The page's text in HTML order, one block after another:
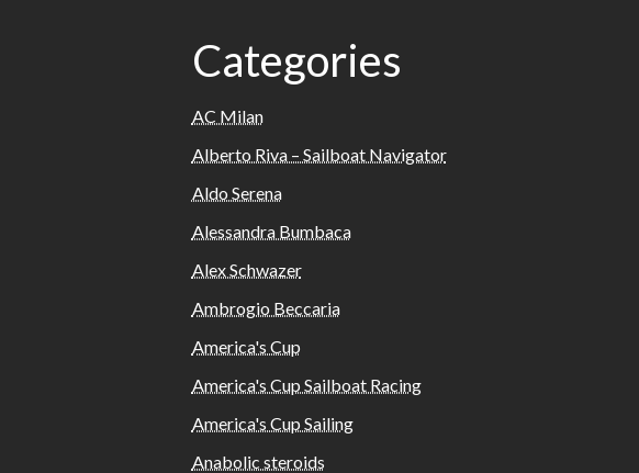
Categories
AC Milan
Alberto Riva – Sailboat Navigator
Aldo Serena
Alessandra Bumbaca
Alex Schwazer
Ambrogio Beccaria
America's Cup
America's Cup Sailboat Racing
America's Cup Sailing
Anabolic steroids